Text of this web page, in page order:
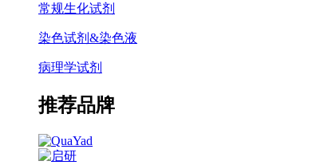
常规生化试剂
染色试剂&染色液
病理学试剂
推荐品牌